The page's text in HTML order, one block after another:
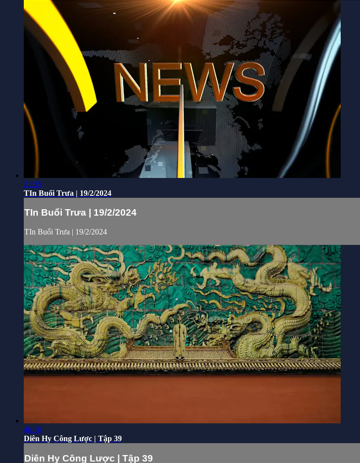
21:35
TIn Buổi Trưa | 19/2/2024
TIn Buổi Trưa | 19/2/2024
TIn Buổi Trưa | 19/2/2024
46:16
Diên Hy Công Lược | Tập 39
Diên Hy Công Lược | Tập 39